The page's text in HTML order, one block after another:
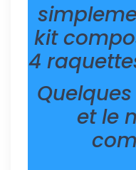
kit
4
et le